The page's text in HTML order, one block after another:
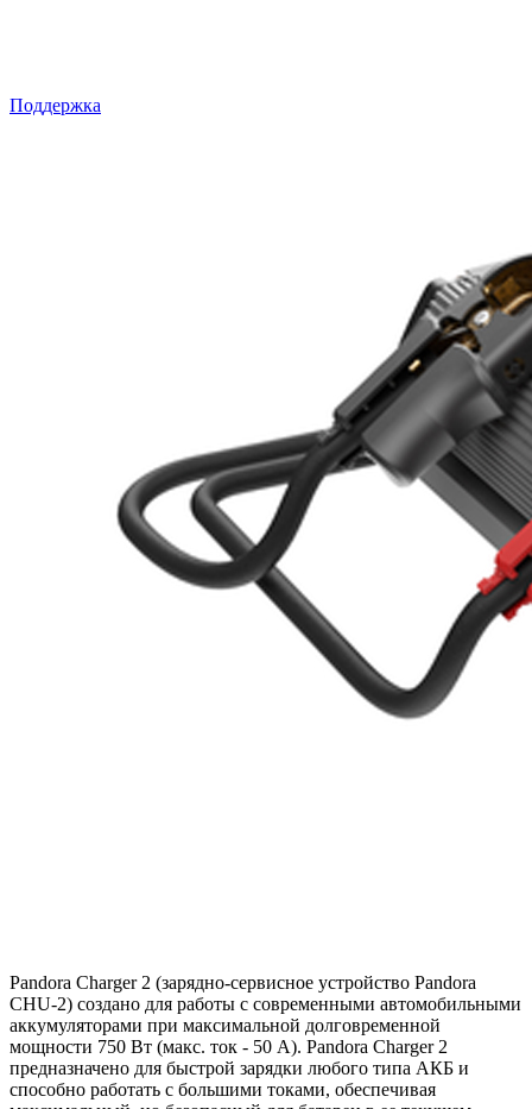
Поддержка
Pandora Charger 2 (зарядно-сервисное устройство Pandora
CHU-2) создано для работы с современными автомобильными
аккумуляторами при максимальной долговременной
мощности 750 Вт (макс. ток - 50 А). Pandora Charger 2
предназначено для быстрой зарядки любого типа АКБ и
способно работать с большими токами, обеспечивая